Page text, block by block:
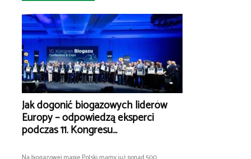
Jak dogonić biogazowych liderów
Europy – odpowiedzą eksperci
podczas 11. Kongresu...